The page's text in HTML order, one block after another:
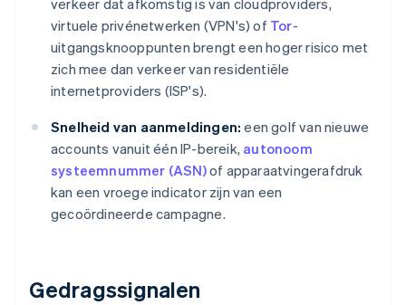
verkeer dat afkomstig is van cloudproviders,
virtuele privénetwerken (VPN's) of Tor-
uitgangsknooppunten brengt een hoger risico met
zich mee dan verkeer van residentiële
internetproviders (ISP's).
Snelheid van aanmeldingen: een golf van nieuwe
accounts vanuit één IP-bereik, autonoom
systeemnummer (ASN)of apparaatvingerafdruk
kan een vroege indicator zijn van een
gecoördineerde campagne.
Gedragssignalen